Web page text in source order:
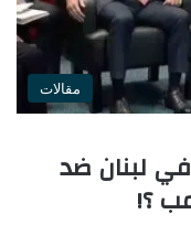
مقالات
لبنان ضد
؟!